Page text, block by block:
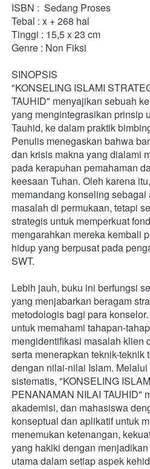
ISBN :  Sedang Proses
Tebal : x + 268 hal
Tinggi : 15,5 x 23 cm
Genre : Non Fiksi
SINOPSIS
"KONSELING ISLAMI
TAUHID" menyajikan sebuah
yang mengintegrasikan prinsip
Tauhid, ke dalam praktik
Penulis menegaskan bahwa
dan krisis makna yang dialami
pada kerapuhan pemahaman
keesaan Tuhan. Oleh karena
memandang konseling
masalah di permukaan, tetapi
strategis untuk memperkuat
mengarahkan mereka kembali
hidup yang berpusat pada
SWT.
Lebih jauh, buku ini berfungsi
yang menjabarkan beragam
metodologis bagi para
untuk memahami tahapan-
mengidentifikasi masalah klien
serta menerapkan teknik-teknik
dengan nilai-nilai Islam.
sistematis, "KONSELING
PENANAMAN NILAI TAUHID"
akademisi, dan mahasiswa
konseptual dan aplikatif untuk
menemukan ketenangan,
yang hakiki dengan
utama dalam setiap aspek